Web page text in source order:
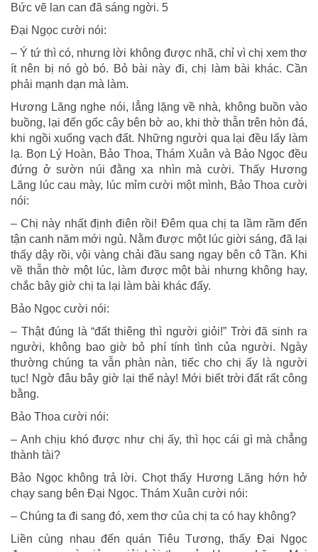
Bức vẽ lan can đã sáng ngời. 5
Đại Ngọc cười nói:
– Ý tứ thì có, nhưng lời không được nhã, chỉ vì chị xem thơ
ít nên bị nó gò bó. Bỏ bài này đi, chị làm bài khác. Cần
phải mạnh dạn mà làm.
Hương Lăng nghe nói, lẳng lặng về nhà, không buồn vào
buồng, lại đến gốc cây bên bờ ao, khi thờ thẫn trên hòn đá,
khi ngồi xuống vạch đất. Những người qua lại đều lấy làm
lạ. Bọn Lý Hoàn, Bảo Thoa, Thám Xuân và Bảo Ngọc đều
đứng ở sườn núi đằng xa nhìn mà cười. Thấy Hương
Lăng lúc cau mày, lúc mỉm cười một mình, Bảo Thoa cười
nói:
– Chị này nhất định điên rồi! Đêm qua chị ta lầm rầm đến
tận canh năm mới ngủ. Nằm được một lúc giời sáng, đã lại
thấy dậy rồi, vội vàng chải đầu sang ngay bên cô Tần. Khi
về thẫn thờ một lúc, làm được một bài nhưng không hay,
chắc bây giờ chị ta lại làm bài khác đấy.
Bảo Ngọc cười nói:
– Thật đúng là “đất thiêng thì người giỏi!” Trời đã sinh ra
người, không bao giờ bỏ phí tính tình của người. Ngày
thường chúng ta vẫn phàn nàn, tiếc cho chị ấy là người
tục! Ngờ đâu bây giờ lại thế này! Mới biết trời đất rất công
bằng.
Bảo Thoa cười nói:
– Anh chịu khó được như chị ấy, thì học cái gì mà chẳng
thành tài?
Bảo Ngọc không trả lời. Chọt thấy Hương Lăng hớn hở
chạy sang bên Đại Ngọc. Thám Xuân cười nói:
– Chúng ta đi sang đó, xem thơ của chị ta có hay không?
Liền cùng nhau đến quán Tiêu Tương, thấy Đại Ngọc